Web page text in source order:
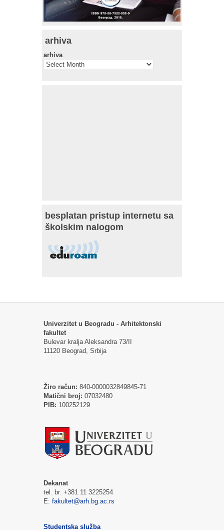
arhiva
arhiva
besplatan pristup internetu sa
školskim nalogom
Univerzitet u Beogradu - Arhitektonski
fakultet
Bulevar kralja Aleksandra 73/II
11120 Beograd, Srbija
Žiro račun: 840-0000032849845-71
Matični broj: 07032480
PIB: 100252129
Dekanat
tel. br. +381 11 3225254
E: fakultet@arh.bg.ac.rs
Studentska služba